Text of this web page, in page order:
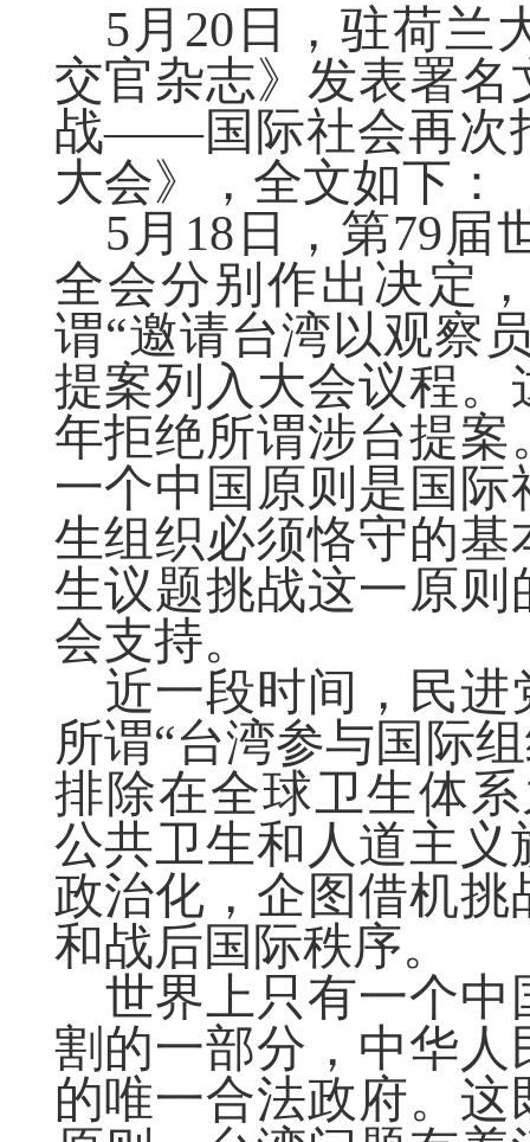
5月20日，驻荷兰
交官杂志》发表署
战——国际社会再次
大会》，全文如下：
5月18日，第79届
全会分别作出决定
谓“邀请台湾以观察
提案列入大会议程。
年拒绝所谓涉台提
一个中国原则是国
生组织必须恪守的
生议题挑战这一原
会支持。
近一段时间，民
所谓“台湾参与国际
排除在全球卫生体
公共卫生和人道主
政治化，企图借机挑
和战后国际秩序。
世界上只有一个
割的一部分，中华
的唯一合法政府。